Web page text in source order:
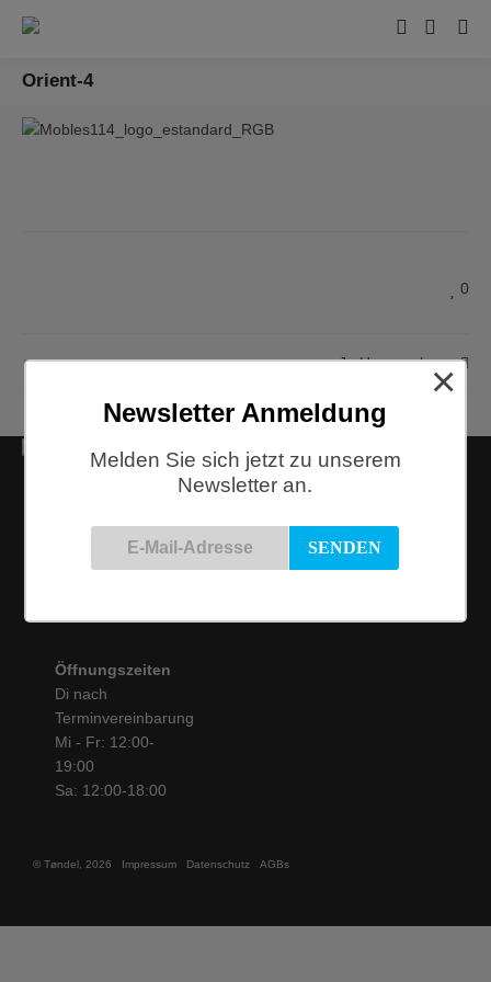
Orient-4
0
Jo Hammerborg
Kontakt
Siemensstraße 9
Tel.: 0221 / 16 99 61
31
Öffnungszeiten
Di nach
Terminvereinbarung
Mi - Fr: 12:00-
19:00
Sa: 12:00-18:00
© Tøndel, 2026 Impressum Datenschutz AGBs
Newsletter Anmeldung
Melden Sie sich jetzt zu unserem
Newsletter an.
×